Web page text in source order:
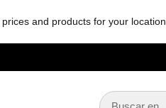
and products for your location.